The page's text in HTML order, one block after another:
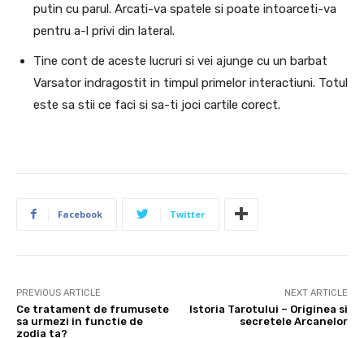
putin cu parul. Arcati-va spatele si poate intoarceti-va
pentru a-l privi din lateral.
Tine cont de aceste lucruri si vei ajunge cu un barbat
Varsator indragostit in timpul primelor interactiuni. Totul
este sa stii ce faci si sa-ti joci cartile corect.
Facebook Twitter
PREVIOUS ARTICLE
Ce tratament de frumusete
sa urmezi in functie de
zodia ta?
NEXT ARTICLE
Istoria Tarotului – Originea si
secretele Arcanelor